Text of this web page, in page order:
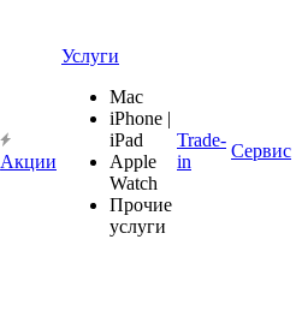
Акции
Услуги
Mac
iPhone |
iPad
Apple
Watch
Прочие
услуги
Trade-
in
Сервис